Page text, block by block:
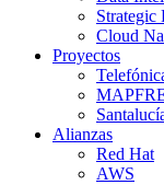
Strategic
Cloud
Proyectos
Alianzas
Red Hat
AWS